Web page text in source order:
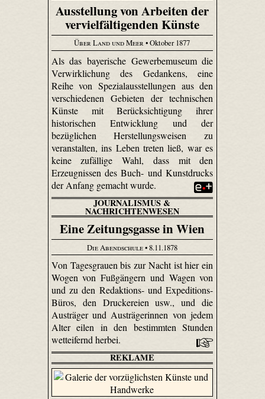
Ausstellung von Arbeiten der
vervielfältigenden Künste
Über Land und Meer• Oktober 1877
Als das bayerische Gewerbemuseum die
Verwirklichung des Gedankens, eine
Reihe von Spezialausstellungen aus den
verschiedenen Gebieten der technischen
Künste mit Berücksichtigung ihrer
historischen Entwicklung und der
bezüglichen Herstellungsweisen zu
veranstalten, ins Leben treten ließ, war es
keine zufällige Wahl, dass mit den
Erzeugnissen des Buch- und Kunstdrucks
der Anfang gemacht wurde.
JOURNALISMUS &
NACHRICHTENWESEN
Eine Zeitungsgasse in Wien
Die Abendschule• 8.11.1878
Von Tagesgrauen bis zur Nacht ist hier ein
Wogen von Fußgängern und Wagen von
und zu den Redaktions- und Expeditions-
Büros, den Druckereien usw., und die
Austräger und Austrägerinnen von jedem
Alter eilen in den bestimmten Stunden
wetteifernd herbei.
REKLAME